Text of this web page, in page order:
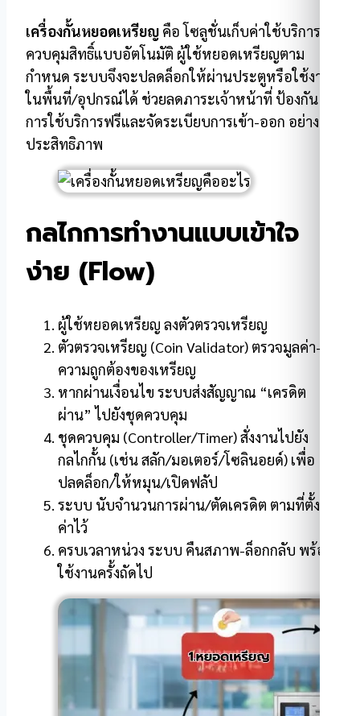
เครื่องกั้นหยอดเหรียญ คือ โซลูชั่นเก็บค่าใช้บริการ/
ควบคุมสิทธิ์แบบอัตโนมัติ ผู้ใช้หยอดเหรียญตาม
กำหนด ระบบจึงจะปลดล็อกให้ผ่านประตูหรือใช้งาน
ในพื้นที่/อุปกรณ์ได้ ช่วยลดภาระเจ้าหน้าที่ ป้องกัน
การใช้บริการฟรีและจัดระเบียบการเข้า-ออก อย่างมี
ประสิทธิภาพ
กลไกการทำงานแบบเข้าใจ
ง่าย (Flow)
ผู้ใช้หยอดเหรียญ ลงตัวตรวจเหรียญ
ตัวตรวจเหรียญ (Coin Validator) ตรวจมูลค่า-
ความถูกต้องของเหรียญ
หากผ่านเงื่อนไข ระบบส่งสัญญาณ “เครดิต
ผ่าน” ไปยังชุดควบคุม
ชุดควบคุม (Controller/Timer) สั่งงานไปยัง
กลไกกั้น (เช่น สลัก/มอเตอร์/โซลินอยด์) เพื่อ
ปลดล็อก/ให้หมุน/เปิดฟลัป
ระบบ นับจำนวนการผ่าน/ตัดเครดิต ตามที่ตั้ง
ค่าไว้
ครบเวลาหน่วง ระบบ คืนสภาพ-ล็อกกลับ พร้อม
ใช้งานครั้งถัดไป